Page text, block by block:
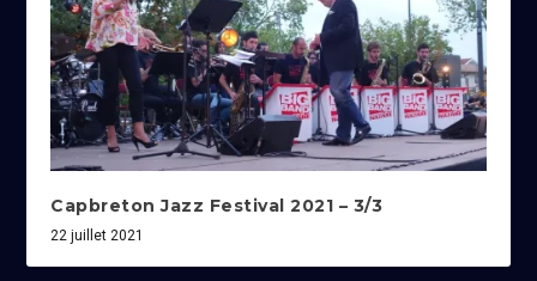
Capbreton Jazz Festival 2021 – 3/3
22 juillet 2021